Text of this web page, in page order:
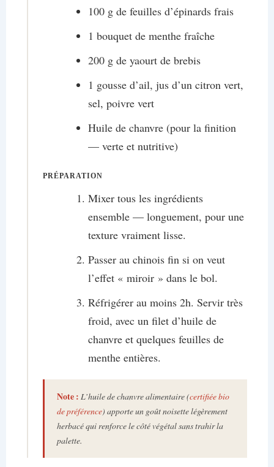
100 g de feuilles d’épinards frais
1 bouquet de menthe fraîche
200 g de yaourt de brebis
1 gousse d’ail, jus d’un citron vert,
sel, poivre vert
Huile de chanvre (pour la finition
— verte et nutritive)
PRÉPARATION
Mixer tous les ingrédients
ensemble — longuement, pour une
texture vraiment lisse.
Passer au chinois fin si on veut
l’effet « miroir » dans le bol.
Réfrigérer au moins 2h. Servir très
froid, avec un filet d’huile de
chanvre et quelques feuilles de
menthe entières.
Note : L’huile de chanvre alimentaire (certifiée bio
de préférence) apporte un goût noisette légèrement
herbacé qui renforce le côté végétal sans trahir la
palette.